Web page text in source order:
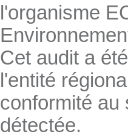
l'organisme
Cet audit a
l'entité
conformité au
détectée.